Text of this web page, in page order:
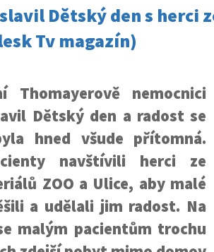
slavil Dětský den s herci
Tv magazín)
Thomayerově nemocnici
Dětský den a radost se
hned všude přítomná.
navštívili herci ze
ZOO a Ulice, aby malé
a udělali jim radost. Na
malým pacientům trochu